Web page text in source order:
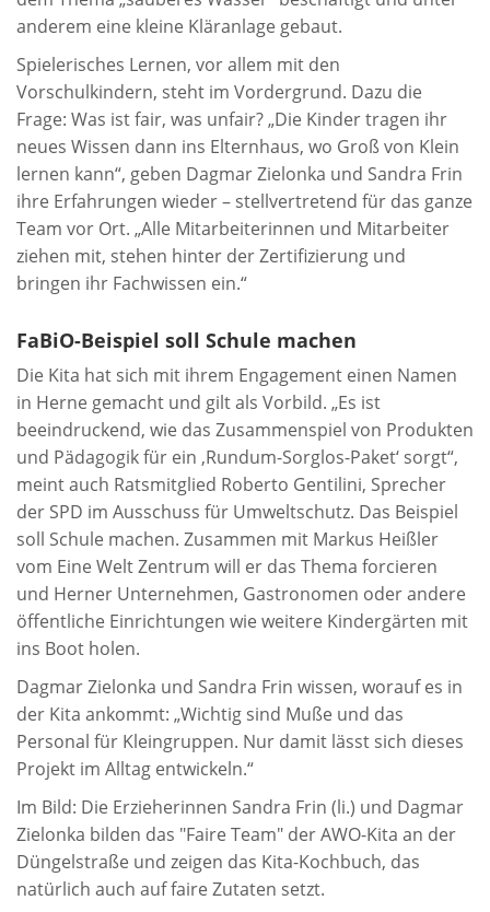
anderem eine kleine Kläranlage gebaut.
Spielerisches Lernen, vor allem mit den
Vorschulkindern, steht im Vordergrund. Dazu die
Frage: Was ist fair, was unfair? „Die Kinder tragen ihr
neues Wissen dann ins Elternhaus, wo Groß von Klein
lernen kann“, geben Dagmar Zielonka und Sandra Frin
ihre Erfahrungen wieder – stellvertretend für das ganze
Team vor Ort. „Alle Mitarbeiterinnen und Mitarbeiter
ziehen mit, stehen hinter der Zertifizierung und
bringen ihr Fachwissen ein.“
FaBiO-Beispiel soll Schule machen
Die Kita hat sich mit ihrem Engagement einen Namen
in Herne gemacht und gilt als Vorbild. „Es ist
beeindruckend, wie das Zusammenspiel von Produkten
und Pädagogik für ein ‚Rundum-Sorglos-Paket‘ sorgt“,
meint auch Ratsmitglied Roberto Gentilini, Sprecher
der SPD im Ausschuss für Umweltschutz. Das Beispiel
soll Schule machen. Zusammen mit Markus Heißler
vom Eine Welt Zentrum will er das Thema forcieren
und Herner Unternehmen, Gastronomen oder andere
öffentliche Einrichtungen wie weitere Kindergärten mit
ins Boot holen.
Dagmar Zielonka und Sandra Frin wissen, worauf es in
der Kita ankommt: „Wichtig sind Muße und das
Personal für Kleingruppen. Nur damit lässt sich dieses
Projekt im Alltag entwickeln.“
Im Bild: Die Erzieherinnen Sandra Frin (li.) und Dagmar
Zielonka bilden das "Faire Team" der AWO-Kita an der
Düngelstraße und zeigen das Kita-Kochbuch, das
natürlich auch auf faire Zutaten setzt.